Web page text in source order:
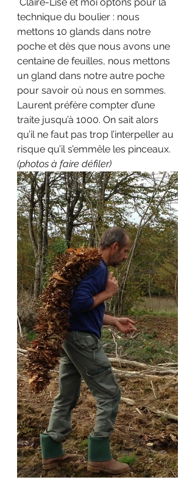
technique du boulier : nous
mettons 10 glands dans notre
poche et dès que nous avons une
centaine de feuilles, nous mettons
un gland dans notre autre poche
pour savoir où nous en sommes.
Laurent préfère compter d’une
traite jusqu’à 1000. On sait alors
qu’il ne faut pas trop l’interpeller au
risque qu’il s’emmêle les pinceaux.
(photos à faire défiler)